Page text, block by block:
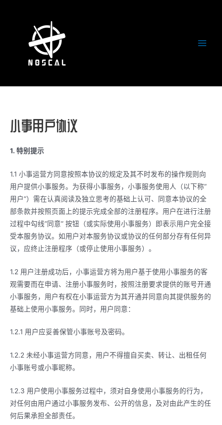
小事用户协议
1. 特别提示
1.1 小事运营方同意按照本协议的规定及其不时发布的操作规则向
用户提供小事服务。为获得小事服务，小事服务使用人（以下称”
用户”）需在认真阅读及独立思考的基础上认可、同意本协议的全
部条款并按照页面上的提示完成全部的注册程序。用户在进行注册
过程中勾线”同意” 按钮（或实际使用小事服务）即表示用户完全接
受本服务协议。如用户对本服务协议或协议的任何部分存有任何异
议，应终止注册程序（或停止使用小事服务）。
1.2 用户注册成功后，小事运营方将为用户基于使用小事服务的客
观需要而在申请、注册小事服务时，按照注册要求提供的账号开通
小事服务，用户有权在小事运营方为其开通并同意向其提供服务的
基础上使用小事服务。同时，用户同意：
1.2.1 用户应妥善保管小事账号及密码。
1.2.2 未经小事运营方同意，用户不得擅自买卖、转让、出租任何
小事账号或小事昵称。
1.2.3 用户使用小事服务过程中，须对自身使用小事服务的行为，
对任何由用户通过小事服务发布、公开的信息，及对由此产生的任
何后果承担全部责任。